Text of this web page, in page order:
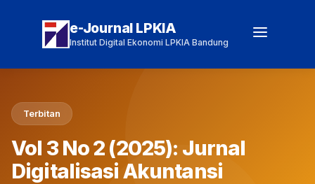
e-Journal LPKIA
Institut Digital Ekonomi LPKIA Bandung
Terbitan
Vol 3 No 2 (2025): Jurnal
Digitalisasi Akuntansi